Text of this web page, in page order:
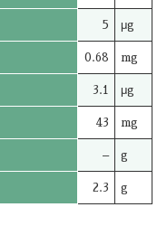
5 μg
0.68 mg
3.1 μg
43 mg
– g
2.3 g